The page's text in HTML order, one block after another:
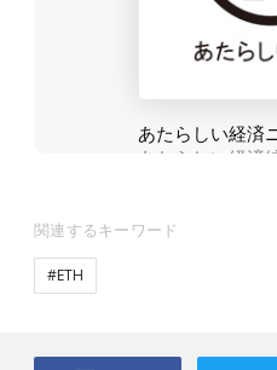
関連するキーワード
#ETH